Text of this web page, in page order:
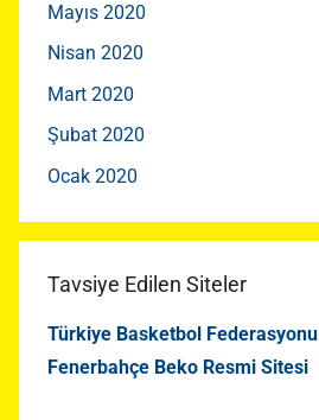
Mayıs 2020
Nisan 2020
Mart 2020
Şubat 2020
Ocak 2020
Tavsiye Edilen Siteler
Türkiye Basketbol Federasyonu
Fenerbahçe Beko Resmi Sitesi